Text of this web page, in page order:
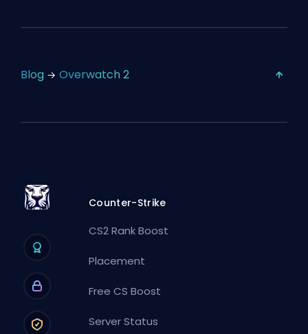
Blog Overwatch 2
Counter-Strike
CS2 Rank Boost
Placement
Free CS Boost
Server Status